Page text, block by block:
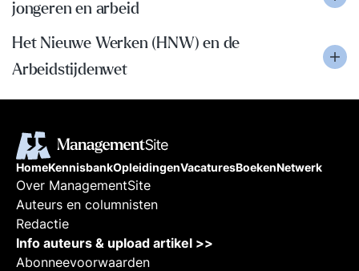
jongeren en arbeid
Het Nieuwe Werken (HNW) en de
Arbeidstijdenwet
HomeKennisbankOpleidingenVacaturesBoekenNetwerk
Over ManagementSite
Auteurs en columnisten
Redactie
Info auteurs & upload artikel >>
Abonneevoorwaarden